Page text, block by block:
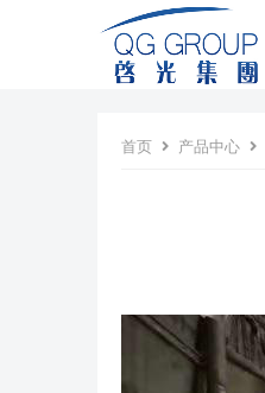
首页 产品中心